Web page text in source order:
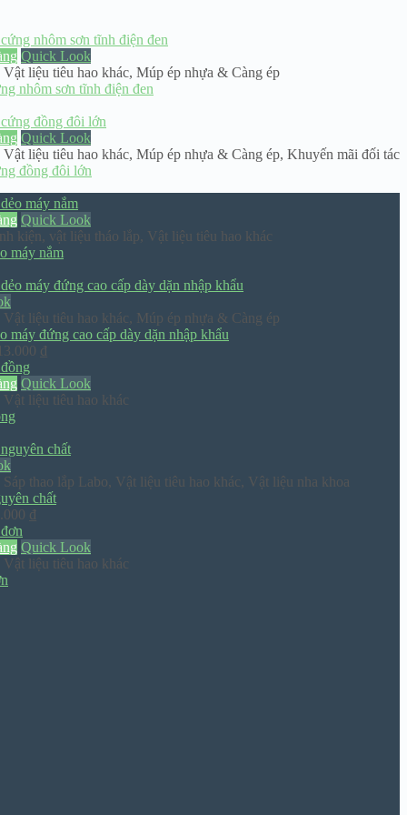
Quick Look
Vật liệu tiêu hao khác, Múp ép nhựa & Càng ép
nhôm sơn tĩnh điện đen
Quick Look
Vật liệu tiêu hao khác, Múp ép nhựa & Càng ép, Khuyến mãi đối tác
đồng đôi lớn
Quick Look
kiện, vật liệu tháo lắp, Vật liệu tiêu hao khác
máy nắm
Vật liệu tiêu hao khác, Múp ép nhựa & Càng ép
máy đứng cao cấp dày dặn nhập khẩu
₫
từ
819.000 ₫
Quick Look
Vật liệu tiêu hao khác
Sáp thao lắp Labo, Vật liệu tiêu hao khác, Vật liệu nha khoa
chất
₫
từ
388.500 ₫
Quick Look
Vật liệu tiêu hao khác